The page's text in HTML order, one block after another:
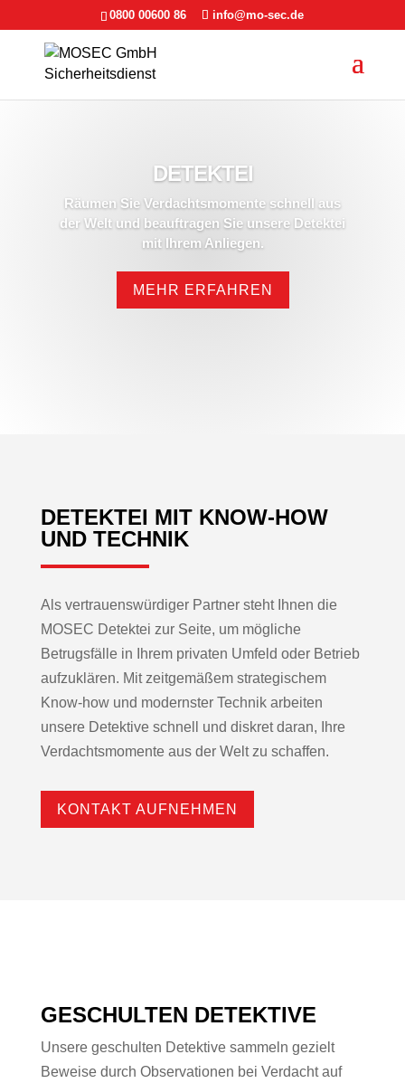
0800 00600 86 info@mo-sec.de
DETEKTEI
Räumen Sie Verdachtsmomente schnell aus
der Welt und beauftragen Sie unsere Detektei
mit Ihrem Anliegen.
MEHR ERFAHREN
DETEKTEI MIT KNOW-HOW
UND TECHNIK
Als vertrauenswürdiger Partner steht Ihnen die
MOSEC Detektei zur Seite, um mögliche
Betrugsfälle in Ihrem privaten Umfeld oder Betrieb
aufzuklären. Mit zeitgemäßem strategischem
Know-how und modernster Technik arbeiten
unsere Detektive schnell und diskret daran, Ihre
Verdachtsmomente aus der Welt zu schaffen.
KONTAKT AUFNEHMEN
GESCHULTEN DETEKTIVE
Unsere geschulten Detektive sammeln gezielt
Beweise durch Observationen bei Verdacht auf